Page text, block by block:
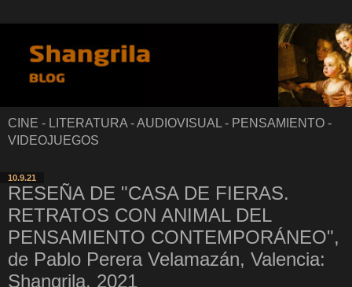
CINE - LITERATURA - AUDIOVISUAL - PENSAMIENTO -
VIDEOJUEGOS
10.9.21
RESEÑA DE "CASA DE FIERAS.
RETRATOS CON ANIMAL DEL
PENSAMIENTO CONTEMPORÁNEO",
de Pablo Perera Velamazán, Valencia:
Shangrila, 2021